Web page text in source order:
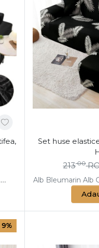
Maro Negru Roz Roz Inchis
Set huse
21300
Alb Bleumarin Alb
9%